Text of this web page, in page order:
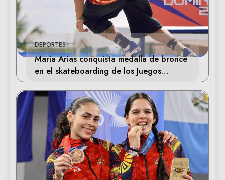
DEPORTES
María Arias conquista medalla de bronce
en el skateboarding de los Juegos
Centroamericanos